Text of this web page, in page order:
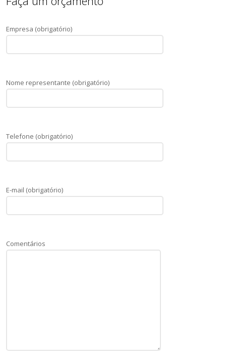
Empresa (obrigatório)
Nome representante (obrigatório)
Telefone (obrigatório)
E-mail (obrigatório)
Comentários